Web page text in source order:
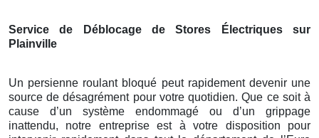
Service de Déblocage de Stores Électriques sur
Plainville
Un persienne roulant bloqué peut rapidement devenir une
source de désagrément pour votre quotidien. Que ce soit à
cause d’un système endommagé ou d’un grippage
inattendu, notre entreprise est à votre disposition pour